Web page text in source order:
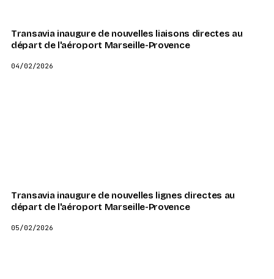
Transavia inaugure de nouvelles liaisons directes au
départ de l'aéroport Marseille-Provence
04/02/2026
Transavia inaugure de nouvelles lignes directes au
départ de l'aéroport Marseille-Provence
05/02/2026